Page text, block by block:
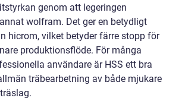
genom att legeringen
wolfram. Det ger en betydligt
hicrom, vilket betyder färre stopp för
produktionsflöde. För många
användare är HSS ett bra
träbearbetning av både mjukare